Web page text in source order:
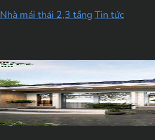
Nhà mái thái 2,3 tầngTin tức